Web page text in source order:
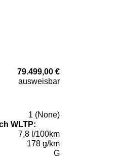
79.499,00 €
ausweisbar
1 (None)
WLTP:
7,8 l/100km
178 g/km
G